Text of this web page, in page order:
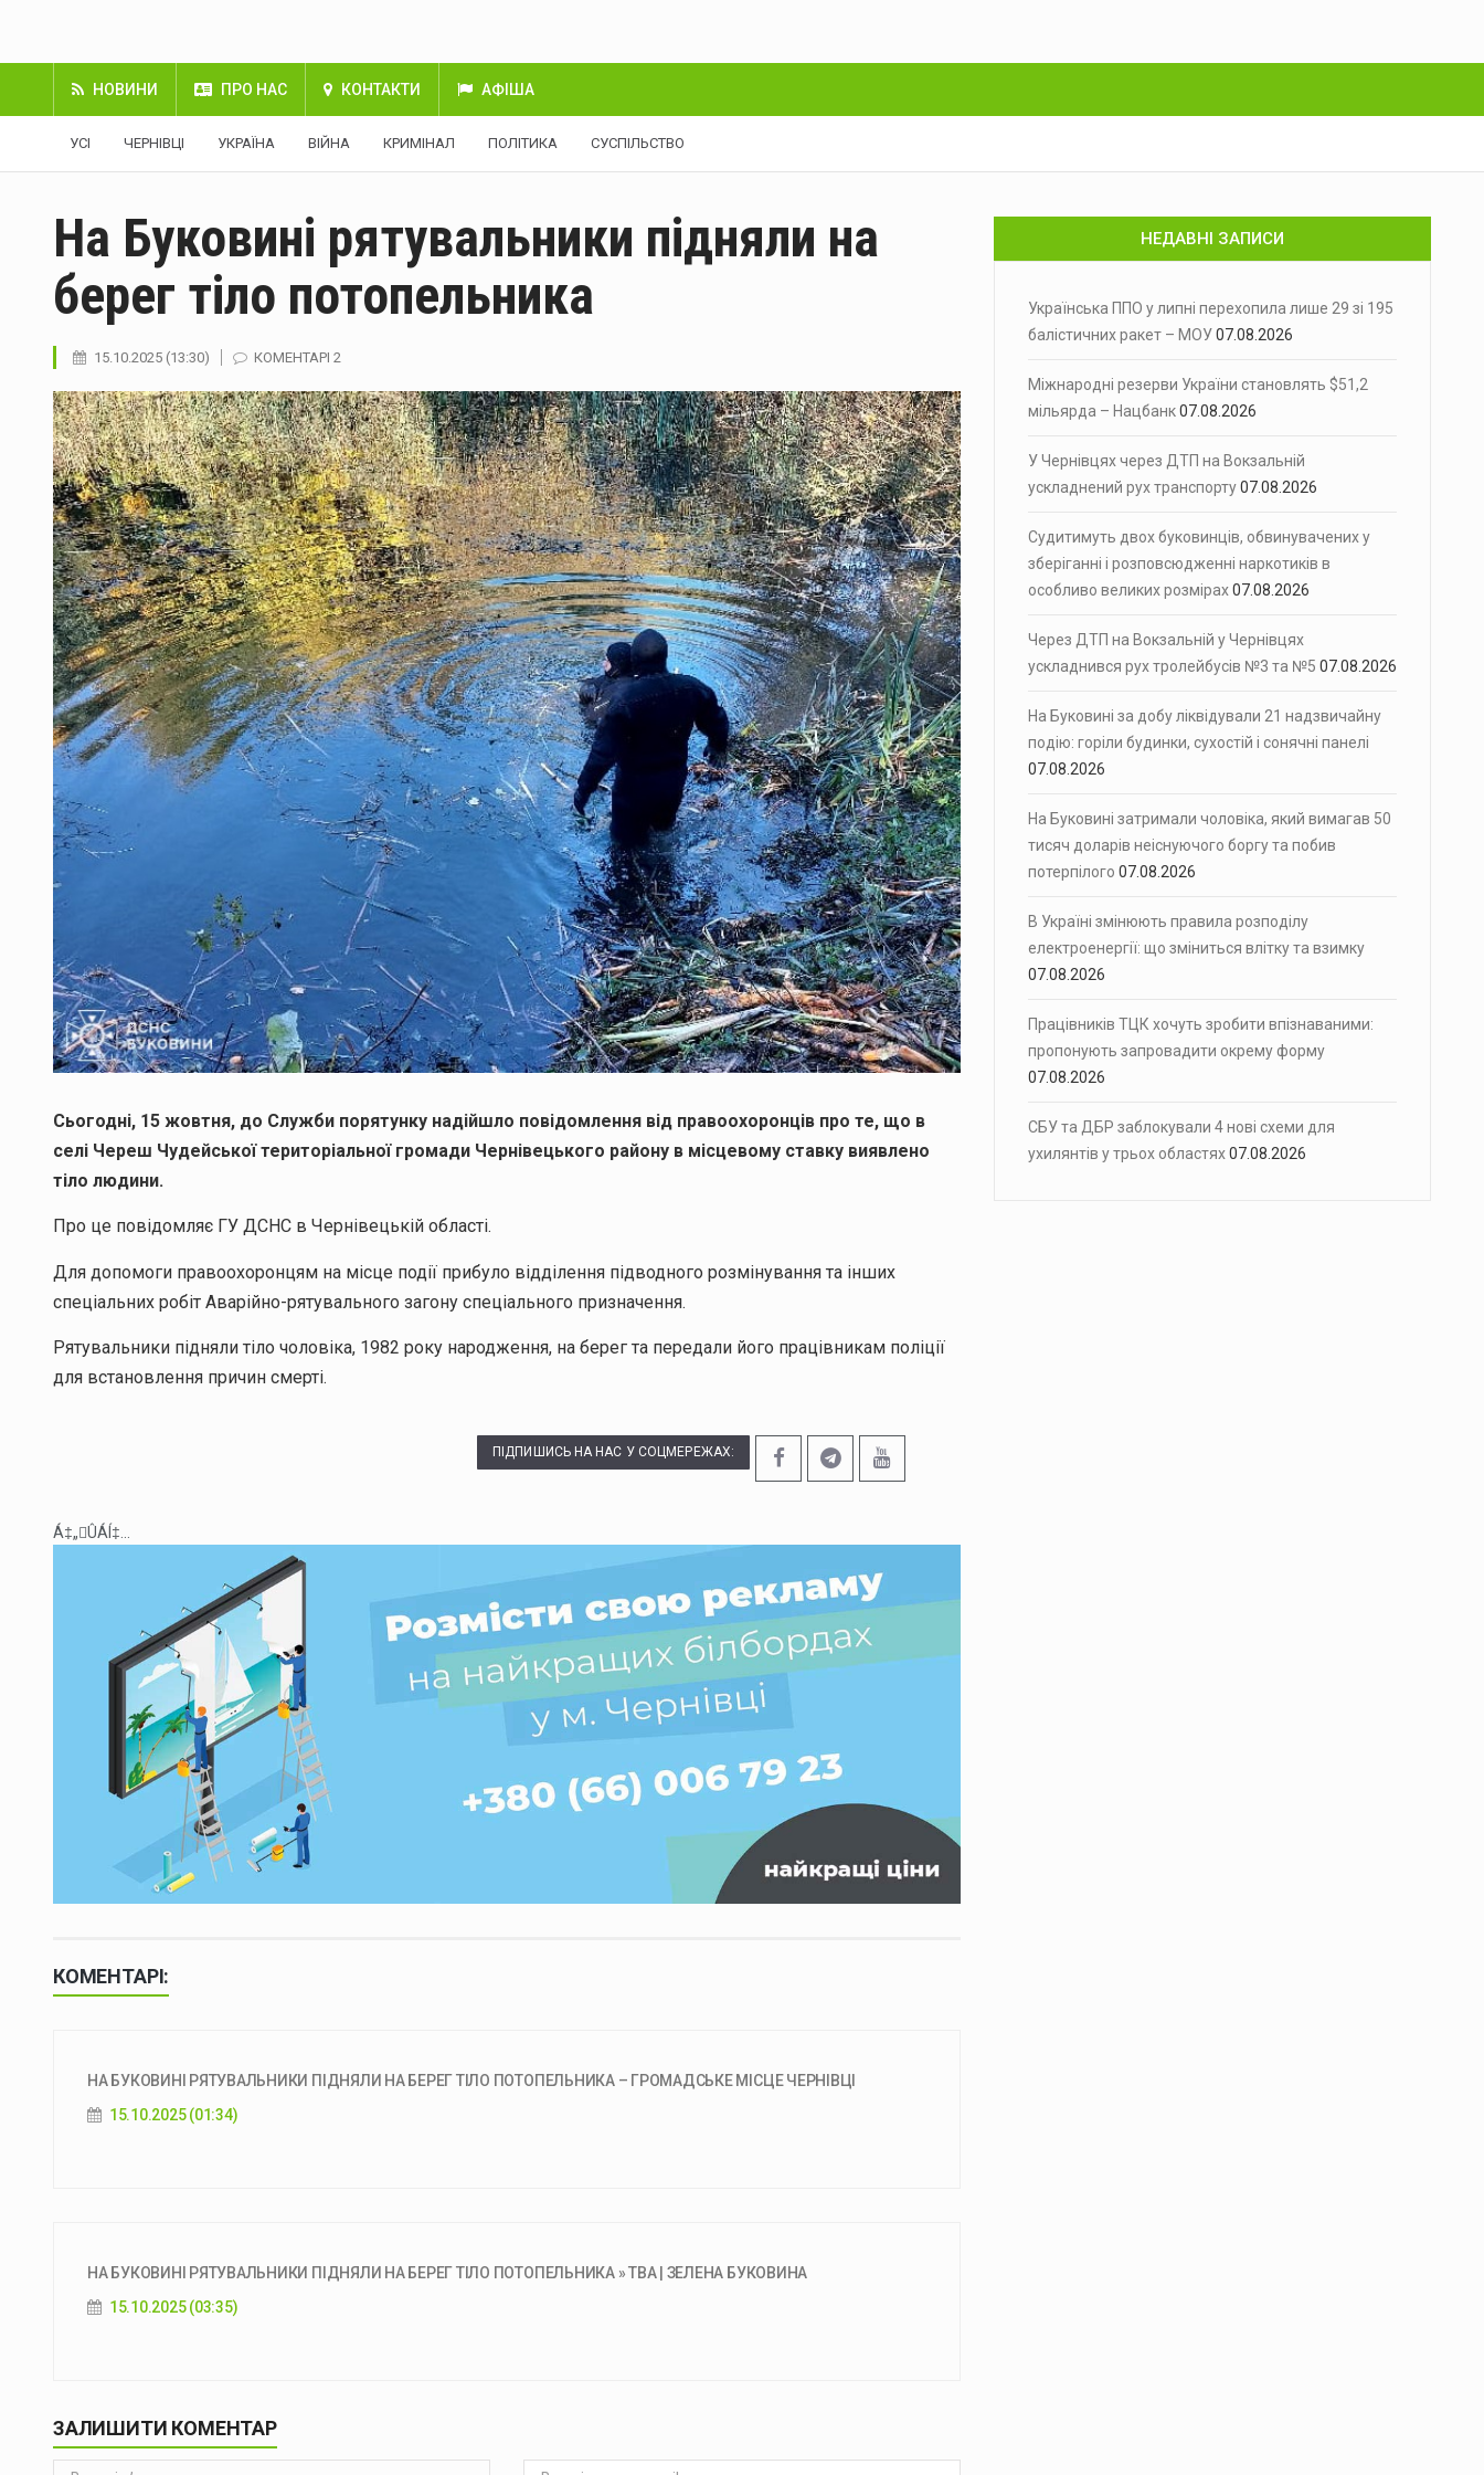
НОВИНИ ПРО НАС КОНТАКТИ АФІША
УСІ ЧЕРНІВЦІ УКРАЇНА ВІЙНА КРИМІНАЛ ПОЛІТИКА СУСПІЛЬСТВО
На Буковині рятувальники підняли на
берег тіло потопельника
15.10.2025 (13:30) КОМЕНТАРІ 2
Сьогодні, 15 жовтня, до Служби порятунку надійшло повідомлення від правоохоронців про те, що в
селі Череш Чудейської територіальної громади Чернівецького району в місцевому ставку виявлено
тіло людини.
Про це повідомляє ГУ ДСНС в Чернівецькій області.
Для допомоги правоохоронцям на місце події прибуло відділення підводного розмінування та інших
спеціальних робіт Аварійно-рятувального загону спеціального призначення.
Рятувальники підняли тіло чоловіка, 1982 року народження, на берег та передали його працівникам поліції
для встановлення причин смерті.
ПІДПИШИСЬ НА НАС У СОЦМЕРЕЖАХ:
Á‡„ÛÁÍ‡...
КОМЕНТАРІ:
НА БУКОВИНІ РЯТУВАЛЬНИКИ ПІДНЯЛИ НА БЕРЕГ ТІЛО ПОТОПЕЛЬНИКА – ГРОМАДСЬКЕ МІСЦЕ ЧЕРНІВЦІ
15.10.2025 (01:34)
НА БУКОВИНІ РЯТУВАЛЬНИКИ ПІДНЯЛИ НА БЕРЕГ ТІЛО ПОТОПЕЛЬНИКА » ТВА | ЗЕЛЕНА БУКОВИНА
15.10.2025 (03:35)
ЗАЛИШИТИ КОМЕНТАР
НЕДАВНІ ЗАПИСИ
Українська ППО у липні перехопила лише 29 зі 195
балістичних ракет – МОУ07.08.2026
Міжнародні резерви України становлять $51,2
мільярда – Нацбанк07.08.2026
У Чернівцях через ДТП на Вокзальній
ускладнений рух транспорту07.08.2026
Судитимуть двох буковинців, обвинувачених у
зберіганні і розповсюдженні наркотиків в
особливо великих розмірах07.08.2026
Через ДТП на Вокзальній у Чернівцях
ускладнився рух тролейбусів №3 та №5 07.08.2026
На Буковині за добу ліквідували 21 надзвичайну
подію: горіли будинки, сухостій і сонячні панелі
07.08.2026
На Буковині затримали чоловіка, який вимагав 50
тисяч доларів неіснуючого боргу та побив
потерпілого 07.08.2026
В Україні змінюють правила розподілу
електроенергії: що зміниться влітку та взимку
07.08.2026
Працівників ТЦК хочуть зробити впізнаваними:
пропонують запровадити окрему форму
07.08.2026
СБУ та ДБР заблокували 4 нові схеми для
ухилянтів у трьох областях07.08.2026